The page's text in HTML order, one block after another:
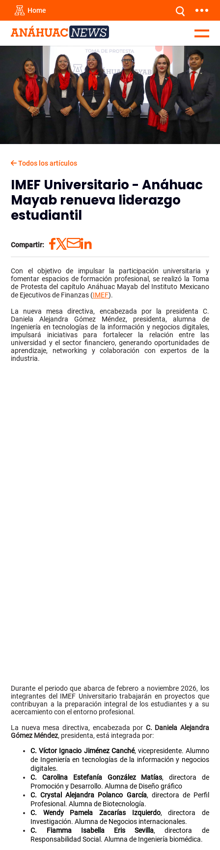
Home
Todos los artículos
IMEF Universitario - Anáhuac
Mayab renueva liderazgo
estudiantil
Compartir:
Con el objetivo de impulsar la participación universitaria y
fomentar espacios de formación profesional, se realizó la Toma
de Protesta del capítulo Anáhuac Mayab del Instituto Mexicano
de Ejecutivos de Finanzas (IMEF).
La nueva mesa directiva, encabezada por la presidenta C.
Daniela Alejandra Gómez Méndez, presidenta, alumna de
Ingeniería en tecnologías de la información y negocios digitales,
impulsará iniciativas para fortalecer la relación entre las
universidad y el sector financiero, generando oportunidades de
aprendizaje, networking y colaboración con expertos de la
industria.
Durante el periodo que abarca de febrero a noviembre 2026, los
integrantes del IMEF Universitario trabajarán en proyectos que
contribuyan a la preparación integral de los estudiantes y a su
acercamiento con el entorno profesional.
La nueva mesa directiva, encabezada por C. Daniela Alejandra
Gómez Méndez, presidenta, está integrada por:
C. Víctor Ignacio Jiménez Canché, vicepresidente. Alumno
de Ingeniería en tecnologías de la información y negocios
digitales.
C. Carolina Estefanía González Matías, directora de
Promoción y Desarrollo. Alumna de Diseño gráfico
C. Crystal Alejandra Polanco García, directora de Perfil
Profesional. Alumna de ​​Biotecnología.
C. Wendy Pamela Zacarías Izquierdo, directora de
Investigación. Alumna de Negocios internacionales.
C. Fiamma Isabella Eris Sevilla, directora de
Responsabilidad Social. Alumna de Ingeniería biomédica.